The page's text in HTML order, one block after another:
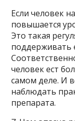
Если человек
повышается
Это такая
поддерживать
человек ест
самом деле. И
наблюдать
препарата.